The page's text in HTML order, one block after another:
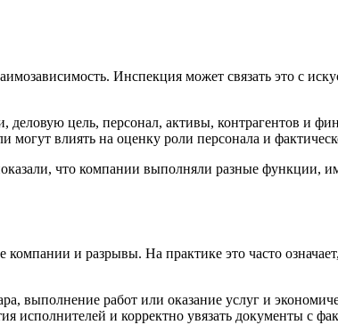
Инспекция может связать это с
деловую цель, персонал, активы, контрагентов и
могут влиять на оценку роли персонала и
что компании выполняли разные функции,
и разрывы. На практике это часто
выполнение работ или оказание услуг и
исполнителей и корректно увязать документы с